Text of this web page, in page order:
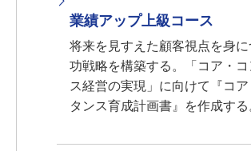
業績アップ上級コース
将来を見すえた顧客視点を身
功戦略を構築する。「コア・
ス経営の実現」に向けて『コ
タンス育成計画書』を作成する